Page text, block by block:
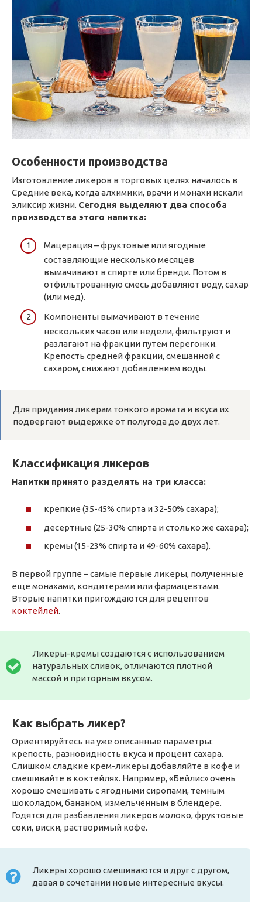
Особенности производства
Изготовление ликеров в торговых целях началось в
Средние века, когда алхимики, врачи и монахи искали
эликсир жизни. Сегодня выделяют два способа
производства этого напитка:
Мацерация – фруктовые или ягодные
составляющие несколько месяцев
вымачивают в спирте или бренди. Потом в
отфильтрованную смесь добавляют воду, сахар
(или мед).
Компоненты вымачивают в течение
нескольких часов или недели, фильтруют и
разлагают на фракции путем перегонки.
Крепость средней фракции, смешанной с
сахаром, снижают добавлением воды.
Для придания ликерам тонкого аромата и вкуса их
подвергают выдержке от полугода до двух лет.
Классификация ликеров
Напитки принято разделять на три класса:
крепкие (35-45% спирта и 32-50% сахара);
десертные (25-30% спирта и столько же сахара);
кремы (15-23% спирта и 49-60% сахара).
В первой группе – самые первые ликеры, полученные
еще монахами, кондитерами или фармацевтами.
Вторые напитки пригождаются для рецептов
коктейлей.
Ликеры-кремы создаются с использованием
натуральных сливок, отличаются плотной
массой и приторным вкусом.
Как выбрать ликер?
Ориентируйтесь на уже описанные параметры:
крепость, разновидность вкуса и процент сахара.
Слишком сладкие крем-ликеры добавляйте в кофе и
смешивайте в коктейлях. Например, «Бейлис» очень
хорошо смешивать с ягодными сиропами, темным
шоколадом, бананом, измельчённым в блендере.
Годятся для разбавления ликеров молоко, фруктовые
соки, виски, растворимый кофе.
Ликеры хорошо смешиваются и друг с другом,
давая в сочетании новые интересные вкусы.